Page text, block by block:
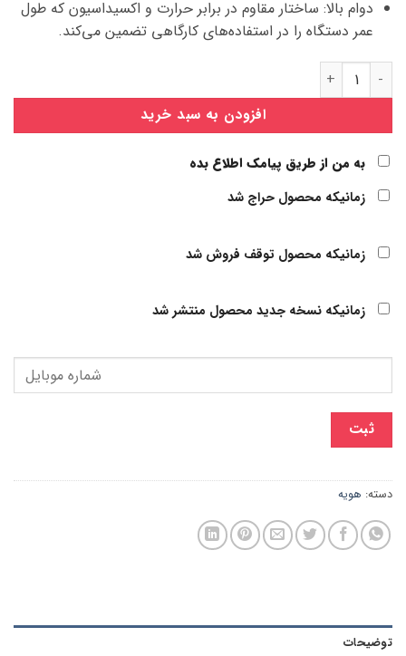
دوام بالا: ساختار مقاوم در برابر حرارت و اکسیداسیون که طول
عمر دستگاه را در استفاده‌های کارگاهی تضمین می‌کند.
وان قلع SWDT-11C عدد
افزودن به سبد خرید
به من از طریق پیامک اطلاع بده
زمانیکه محصول حراج شد
زمانیکه محصول توقف فروش شد
زمانیکه نسخه جدید محصول منتشر شد
ثبت
دسته: هویه
توضیحات